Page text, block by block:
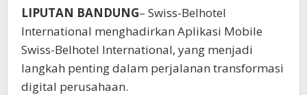
LIPUTAN BANDUNG– Swiss-Belhotel
International menghadirkan Aplikasi Mobile
Swiss-Belhotel International, yang menjadi
langkah penting dalam perjalanan transformasi
digital perusahaan.